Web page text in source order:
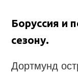
Боруссия и
сезону.
Дортмунд